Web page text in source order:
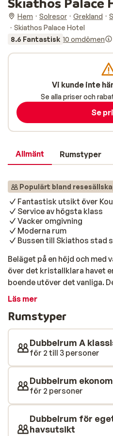
Hem Solresor Grekland
Skiathos Palace Hotel
8.6 Fantastisk 10 omdömen
Allmänt Rumstyper
Populärt bland
Fantastisk utsikt över
Service av högsta klass
Vacker omgivning
Moderna rum
Bussen till Skiathos stad
Beläget på en höjd och med
över det kristallklara havet
boende utöver det vanliga.
för dig som vill ha en
inbjudande poolområdet
Koukounariesstranden. På
unna dig en läcker cocktail
Avsluta dagen med en utsökt
grillrestaurangen White
grillade rätter och färska
poolområdet ligger intill en
bjuder på en fantastisk
Runt poolen finns en
och parasoller, perfekt för
Läs mer
Rumstyper
Dubbelrum A
för 2 till 3 personer
Dubbelrum
för 2 personer
Dubbelrum för
havsutsikt
Vi kunde inte
Se alla priser och
Se